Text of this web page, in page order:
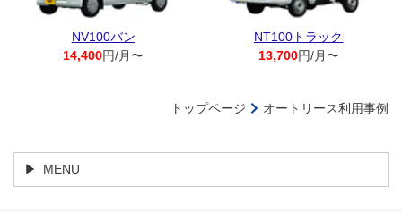
NV100バン
14,400円/月〜
NT100トラック
13,700円/月〜
トップページ オートリース利用事例
MENU